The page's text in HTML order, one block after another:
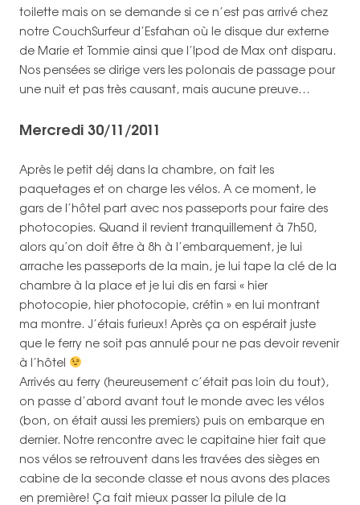
toilette mais on se demande si ce n’est pas arrivé chez
notre CouchSurfeur d’Esfahan où le disque dur externe
de Marie et Tommie ainsi que l’Ipod de Max ont disparu.
Nos pensées se dirige vers les polonais de passage pour
une nuit et pas très causant, mais aucune preuve…
Mercredi 30/11/2011
Après le petit déj dans la chambre, on fait les
paquetages et on charge les vélos. A ce moment, le
gars de l’hôtel part avec nos passeports pour faire des
photocopies. Quand il revient tranquillement à 7h50,
alors qu’on doit être à 8h à l’embarquement, je lui
arrache les passeports de la main, je lui tape la clé de la
chambre à la place et je lui dis en farsi « hier
photocopie, hier photocopie, crétin » en lui montrant
ma montre. J’étais furieux! Après ça on espérait juste
que le ferry ne soit pas annulé pour ne pas devoir revenir
à l’hôtel
Arrivés au ferry (heureusement c’était pas loin du tout),
on passe d’abord avant tout le monde avec les vélos
(bon, on était aussi les premiers) puis on embarque en
dernier. Notre rencontre avec le capitaine hier fait que
nos vélos se retrouvent dans les travées des sièges en
cabine de la seconde classe et nous avons des places
en première! Ça fait mieux passer la pilule de la